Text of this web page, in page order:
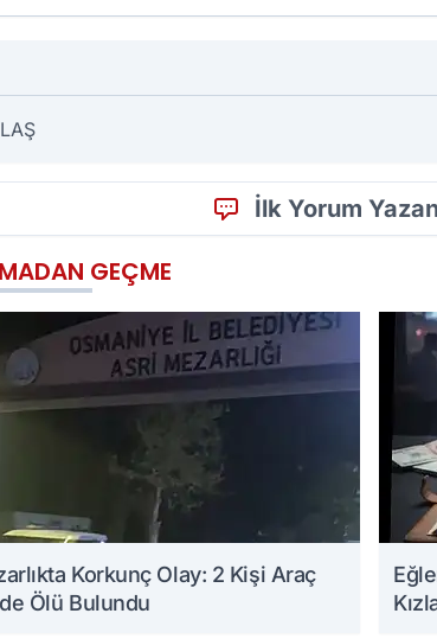
İlk Yorum
GEÇME
Korkunç Olay: 2 Kişi Araç
Ölü Bulundu